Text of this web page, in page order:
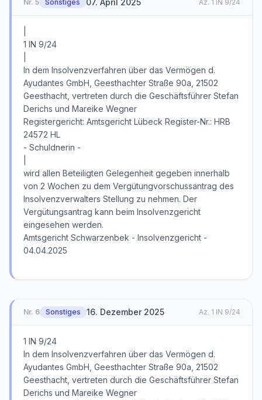
Nr. 5 Sonstiges 07. April 2025 Az. 1 IN 9/24
1 IN 9/24
In dem Insolvenzverfahren über das Vermögen d.
Ayudantes GmbH, Geesthachter Straße 90a, 21502
Geesthacht, vertreten durch die Geschäftsführer Stefan
Derichs und Mareike Wegner
Registergericht: Amtsgericht Lübeck Register-Nr.: HRB
24572 HL
- Schuldnerin -
wird allen Beteiligten Gelegenheit gegeben innerhalb
von 2 Wochen zu dem Vergütungvorschussantrag des
Insolvenzverwalters Stellung zu nehmen. Der
Vergütungsantrag kann beim Insolvenzgericht
eingesehen werden.
Amtsgericht Schwarzenbek - Insolvenzgericht -
04.04.2025
Nr. 6 Sonstiges 16. Dezember 2025 Az. 1 IN 9/24
1 IN 9/24
In dem Insolvenzverfahren über das Vermögen d.
Ayudantes GmbH, Geesthachter Straße 90a, 21502
Geesthacht, vertreten durch die Geschäftsführer Stefan
Derichs und Mareike Wegner